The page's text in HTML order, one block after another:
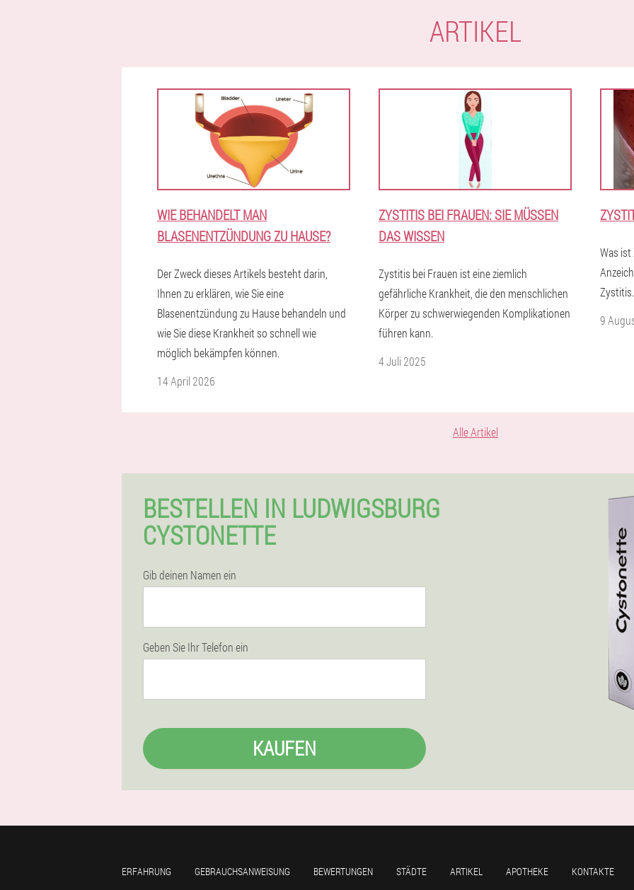
ARTIKEL
WIE BEHANDELT MAN
BLASENENTZÜNDUNG ZU HAUSE?
Der Zweck dieses Artikels besteht darin,
Ihnen zu erklären, wie Sie eine
Blasenentzündung zu Hause behandeln und
wie Sie diese Krankheit so schnell wie
möglich bekämpfen können.
14 April 2026
ZYSTITIS BEI FRAUEN: SIE MÜSSEN
DAS WISSEN
Zystitis bei Frauen ist eine ziemlich
gefährliche Krankheit, die den menschlichen
Körper zu schwerwiegenden Komplikationen
führen kann.
4 Juli 2025
Was
Zystitis.
9
Alle Artikel
BESTELLEN IN LUDWIGSBURG
CYSTONETTE
Gib deinen Namen ein
Geben Sie Ihr Telefon ein
KAUFEN
ERFAHRUNG GEBRAUCHSANWEISUNG BEWERTUNGEN STÄDTE ARTIKEL APOTHEKE KONTAKTE